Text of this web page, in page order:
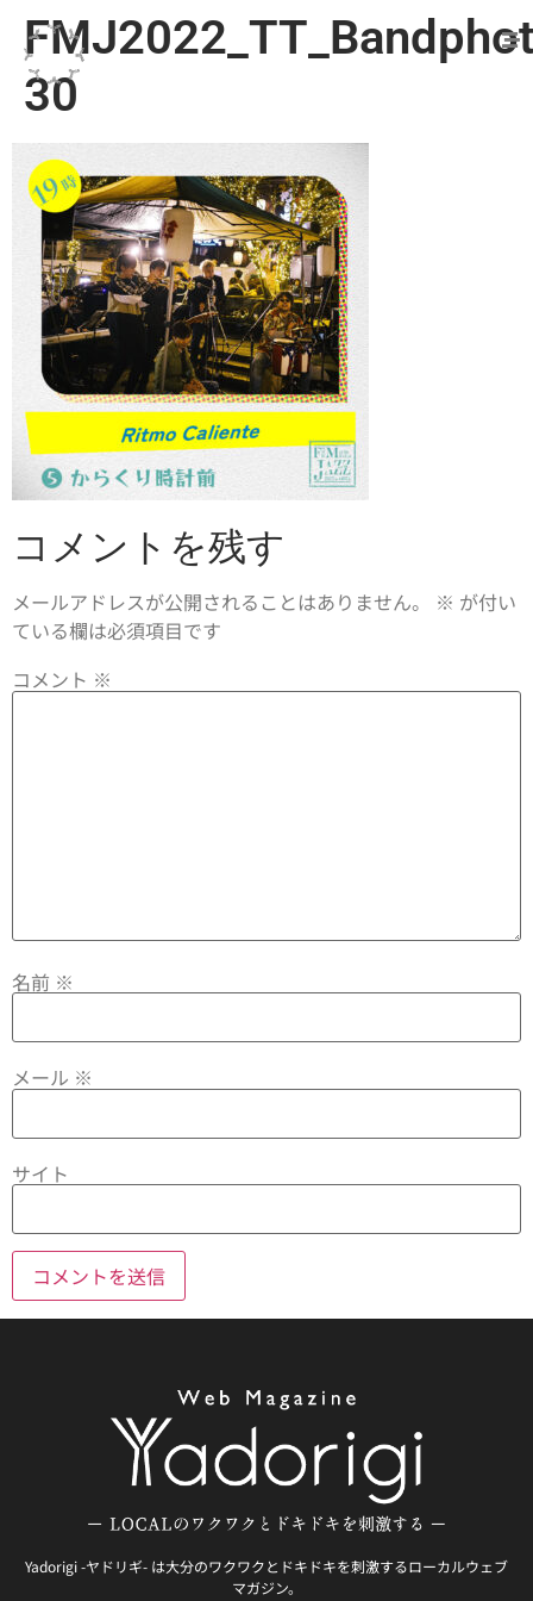
30
コメントを残す
メールアドレスが公開されることはありません。 ※ が付い
ている欄は必須項目です
コメント ※
名前 ※
メール ※
サイト
Yadorigi -ヤドリギ- は大分のワクワクとドキドキを刺激するローカルウェブ
マガジン。